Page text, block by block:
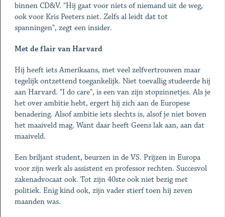
binnen CD&V. "Hij gaat voor niets of niemand uit de weg,
ook voor Kris Peeters niet. Zelfs al leidt dat tot
spanningen", zegt een insider.
Met de flair van Harvard
Hij heeft iets Amerikaans, met veel zelfvertrouwen maar
tegelijk ontzettend toegankelijk. Niet toevallig studeerde hij
aan Harvard. "I do care", is een van zijn stopzinnetjes. Als je
het over ambitie hebt, ergert hij zich aan de Europese
benadering. Alsof ambitie iets slechts is, alsof je niet boven
het maaiveld mag. Want daar heeft Geens lak aan, aan dat
maaiveld.
Een briljant student, beurzen in de VS. Prijzen in Europa
voor zijn werk als assistent en professor rechten. Succesvol
zakenadvocaat ook. Tot zijn 40ste ook niet bezig met
politiek. Enig kind ook, zijn vader stierf toen hij zeven
maanden was.